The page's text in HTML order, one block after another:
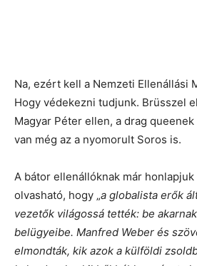
Na, ezért kell a Nemzeti Ellenállási
Hogy védekezni tudjunk. Brüsszel
Magyar Péter ellen, a drag
van még az a nyomorult Soros is.
A bátor ellenállóknak már
olvasható, hogy „a globalista erők
vezetők világossá tették: be
belügyeibe. Manfred Weber és
elmondták, kik azok a külföldi